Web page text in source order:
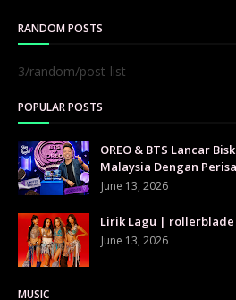
RANDOM POSTS
3/random/post-list
POPULAR POSTS
OREO & BTS Lancar
Malaysia Dengan
June 13, 2026
Lirik Lagu |
June 13, 2026
MUSIC